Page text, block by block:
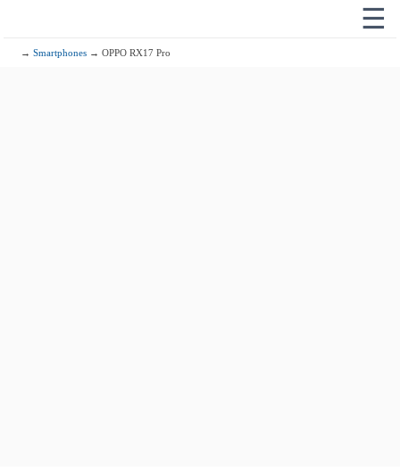
☰
→Smartphones → OPPO RX17 Pro